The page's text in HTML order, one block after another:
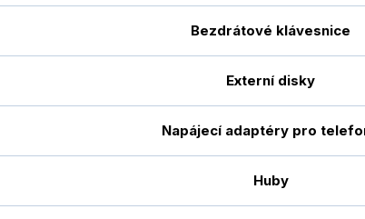
Bezdrátové klávesnice
Externí disky
Napájecí adaptéry pro
Huby